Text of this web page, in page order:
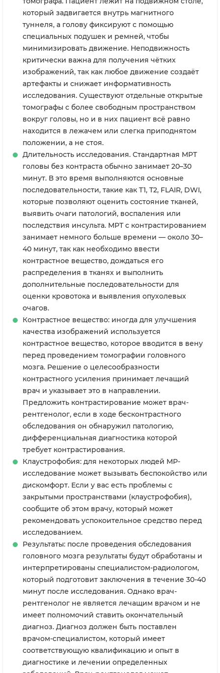
который задвигается внутрь магнитного
туннеля, а голову фиксируют с помощью
специальных подушек и ремней, чтобы
минимизировать движение. Неподвижность
критически важна для получения чётких
изображений, так как любое движение создаёт
артефакты и снижает информативность
исследования. Существуют отдельные открытые
томографы с более свободным пространством
вокруг головы, но и в них пациент всё равно
находится в лежачем или слегка приподнятом
положении, а не стоя.
Длительность исследования. Стандартная МРТ
головы без контраста обычно занимает 20–30
минут. В это время выполняются основные
последовательности, такие как T1, T2, FLAIR, DWI,
которые позволяют оценить состояние тканей,
выявить очаги патологий, воспаления или
последствия инсульта. МРТ с контрастированием
занимает немного больше времени — около 30–
40 минут, так как необходимо ввести
контрастное вещество, дождаться его
распределения в тканях и выполнить
дополнительные последовательности для
оценки кровотока и выявления опухолевых
очагов.
Контрастное вещество: иногда для улучшения
качества изображений используется
контрастное вещество, которое вводится в вену
перед проведением томографии головного
мозга. Решение о целесообразности
контрастного усиления принимает лечащий
врач и указывает это в направлении.
Предложить контрастирование может врач-
рентгенолог, если в ходе бесконтрастного
обследования он обнаружил патологию,
дифференциальная диагностика которой
требует контрастирования.
Клаустрофобия: для некоторых людей МР-
исследование может вызывать беспокойство или
дискомфорт. Если у вас есть проблемы с
закрытыми пространствами (клаустрофобия),
сообщите об этом врачу, который может
рекомендовать успокоительное средство перед
исследованием.
Результаты: после проведения обследования
головного мозга результаты будут обработаны и
интерпретированы специалистом-радиологом,
который подготовит заключения в течение 30-40
минут после исследования. Однако врач-
рентгенолог не является лечащим врачом и не
имеет полномочий ставить окончательный
диагноз. Диагноз должен быть поставлен
врачом-специалистом, который имеет
соответствующую квалификацию и опыт в
диагностике и лечении определенных